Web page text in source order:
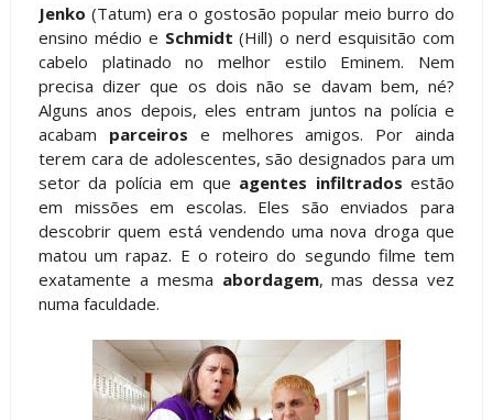
Jenko (Tatum) era o gostosão popular meio burro do
ensino médio e Schmidt (Hill) o nerd esquisitão com
cabelo platinado no melhor estilo Eminem. Nem
precisa dizer que os dois não se davam bem, né?
Alguns anos depois, eles entram juntos na polícia e
acabam parceiros e melhores amigos. Por ainda
terem cara de adolescentes, são designados para um
setor da polícia em que agentes infiltrados estão
em missões em escolas. Eles são enviados para
descobrir quem está vendendo uma nova droga que
matou um rapaz. E o roteiro do segundo filme tem
exatamente a mesma abordagem, mas dessa vez
numa faculdade.